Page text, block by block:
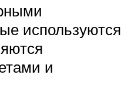
используются
и